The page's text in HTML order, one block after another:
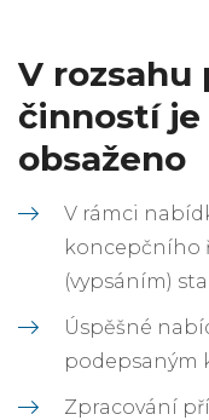
V rozsahu
činností
obsaženo
V rámci
koncepčního
(vypsáním)
Úspěšné
podepsaným
Zpracování